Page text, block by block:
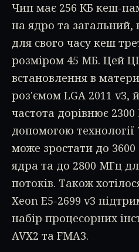
Чип має 256 КБ кеш-
на ядро та загальний,
для свого часу кеш
розміром 45 МБ. Цей
встановлення в
роз'ємом LGA 2011 v3,
частота дорівнює
допомогою
може зростати до
ядра та до 2800 МГц
потоків. Також
Xeon E5-2699 v3
набір процесорних
AVX2 та FMA3.